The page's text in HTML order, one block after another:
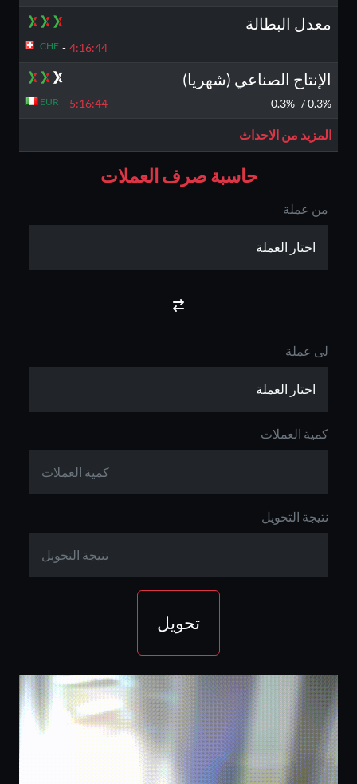
معدل البطالة
4:16:44
-
CHF
الإنتاج الصناعي (شهريا)
0.3% / -0.3%
5:16:44
-
EUR
المزيد من الاحداث
حاسبة صرف العملات
من عملة
لى عملة
كمية العملات
نتيجة التحويل
تحويل